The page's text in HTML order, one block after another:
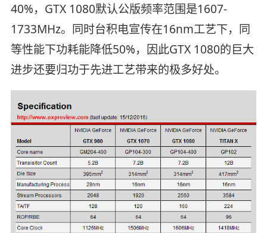
40%，GTX 1080默认公版频率范围是1607-
1733MHz。同时台积电宣传在16nm工艺下，同
等性能下功耗能降低50%，因此GTX 1080的巨大
进步还要归功于先进工艺带来的极多好处。